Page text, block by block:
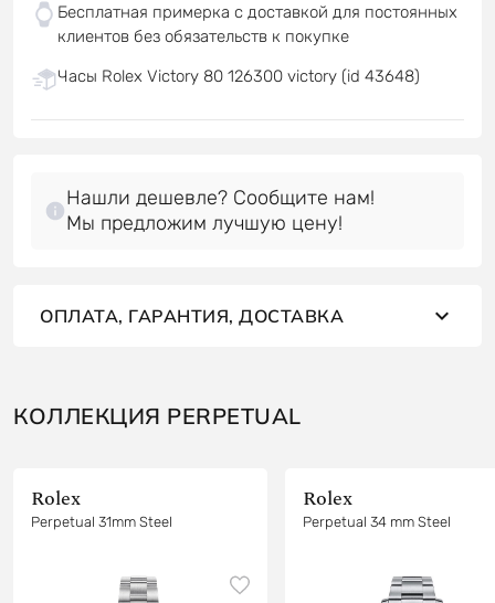
Бесплатная примерка с доставкой для постоянных
клиентов без обязательств к покупке
Часы Rolex Victory 80 126300 victory (id 43648)
Нашли дешевле? Сообщите нам!
Мы предложим лучшую цену!
ОПЛАТА, ГАРАНТИЯ, ДОСТАВКА
КОЛЛЕКЦИЯ PERPETUAL
Rolex
Perpetual 31mm Steel
Rolex
Perpetual 34 mm Steel